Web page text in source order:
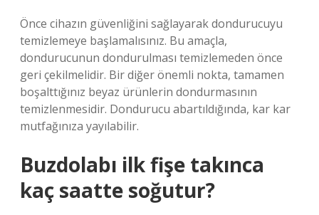
Önce cihazın güvenliğini sağlayarak dondurucuyu
temizlemeye başlamalısınız. Bu amaçla,
dondurucunun dondurulması temizlemeden önce
geri çekilmelidir. Bir diğer önemli nokta, tamamen
boşalttığınız beyaz ürünlerin dondurmasının
temizlenmesidir. Dondurucu abartıldığında, kar kar
mutfağınıza yayılabilir.
Buzdolabı ilk fişe takınca
kaç saatte soğutur?